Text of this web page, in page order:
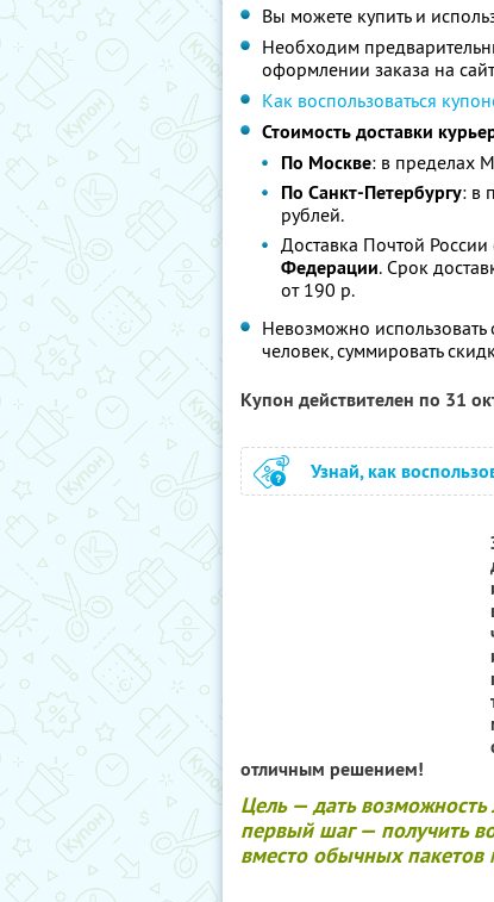
Вы можете купить и
Необходим
оформлении заказа на
Как воспользоваться
Стоимость доставки
По Москве: в пределах
По Санкт-Петербургу: в
рублей.
Доставка Почтой России
Федерации. Срок
от 190 р.
Невозможно
человек, суммировать
Купон действителен по 31
Узнай, как
отличным решением!
Цель — дать
первый шаг — получить
вместо обычных пакетов